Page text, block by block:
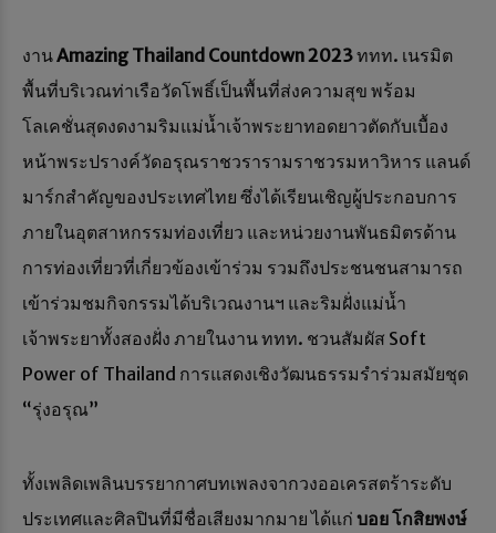
งานAmazing Thailand Countdown 2023ททท. เนรมิต
พื้นที่บริเวณท่าเรือวัดโพธิ์เป็นพื้นที่ส่งความสุข พร้อม
โลเคชั่นสุดงดงามริมแม่น้ำเจ้าพระยาทอดยาวตัดกับเบื้อง
หน้าพระปรางค์วัดอรุณราชวรารามราชวรมหาวิหาร แลนด์
มาร์กสำคัญของประเทศไทย ซึ่งได้เรียนเชิญผู้ประกอบการ
ภายในอุตสาหกรรมท่องเที่ยว และหน่วยงานพันธมิตรด้าน
การท่องเที่ยวที่เกี่ยวข้องเข้าร่วม รวมถึงประชนชนสามารถ
เข้าร่วมชมกิจกรรมได้บริเวณงานฯ และริมฝั่งแม่น้ำ
เจ้าพระยาทั้งสองฝั่ง ภายในงาน ททท. ชวนสัมผัส Soft
Power of Thailand การแสดงเชิงวัฒนธรรมรำร่วมสมัยชุด
“รุ่งอรุณ”
ทั้งเพลิดเพลินบรรยากาศบทเพลงจากวงออเครสตร้าระดับ
ประเทศและศิลปินที่มีชื่อเสียงมากมาย ได้แก่ บอย โกสิยพงษ์